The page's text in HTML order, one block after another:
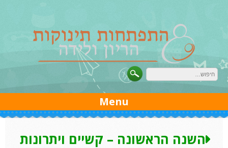
Menu
השנה הראשונה – קשיים ויתרונות